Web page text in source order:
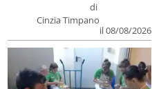
di
Cinzia Timpano
il 08/08/2026